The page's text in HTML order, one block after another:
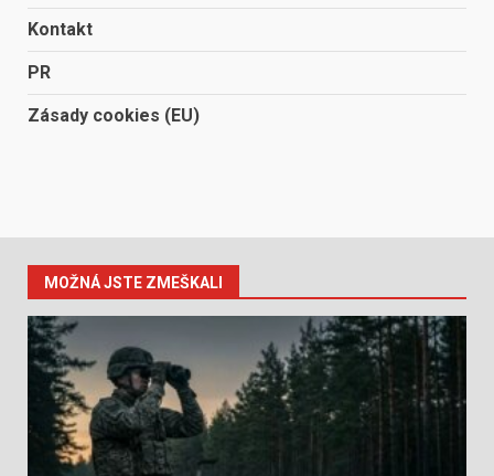
Kontakt
PR
Zásady cookies (EU)
MOŽNÁ JSTE ZMEŠKALI